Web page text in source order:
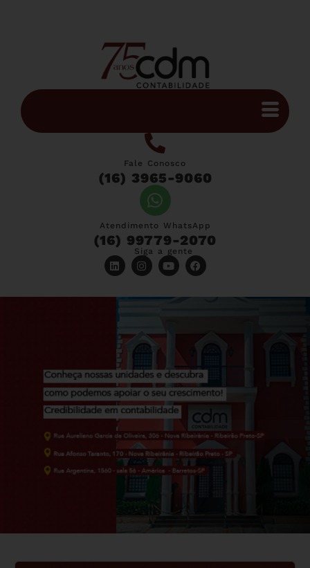
Fale Conosco
(16) 3965-9060
Atendimento WhatsApp
(16) 99779-2070
Siga a gente